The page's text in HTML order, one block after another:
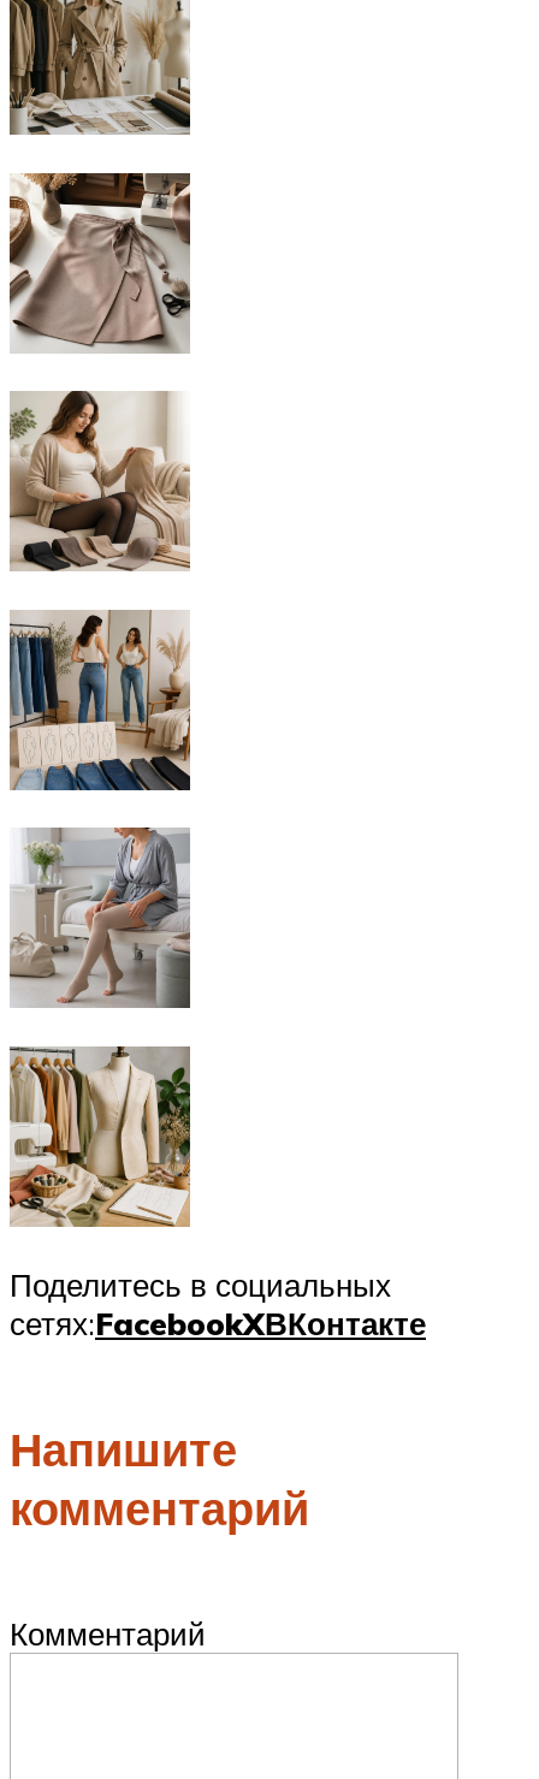
Поделитесь в социальных
сетях:FacebookXВКонтакте
Напишите
комментарий
Комментарий